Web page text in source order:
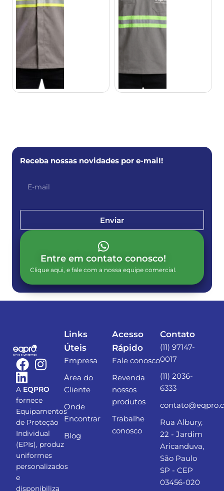
Receba nossas novidades por e-mail!
Enviar
Entre em contato conosco!
Clique aqui, e fale com a nossa equipe comercial.
A EQPRO
fornece
Equipamentos
de Proteção
Individual
(EPIs), produz
uniformes
personalizados
e
disponibiliza
Links
Úteis
Empresa
Área do
Cliente
Onde
Encontrar
Blog
Acesso
Rápido
Fale conosco
Revenda
nossos
produtos
Trabalhe
conosco
Contato
(11) 97147-
0017
(11) 2036-
6333
Rua Albury,
22 - Jardim
Aricanduva,
São Paulo
SP - CEP
03456-020